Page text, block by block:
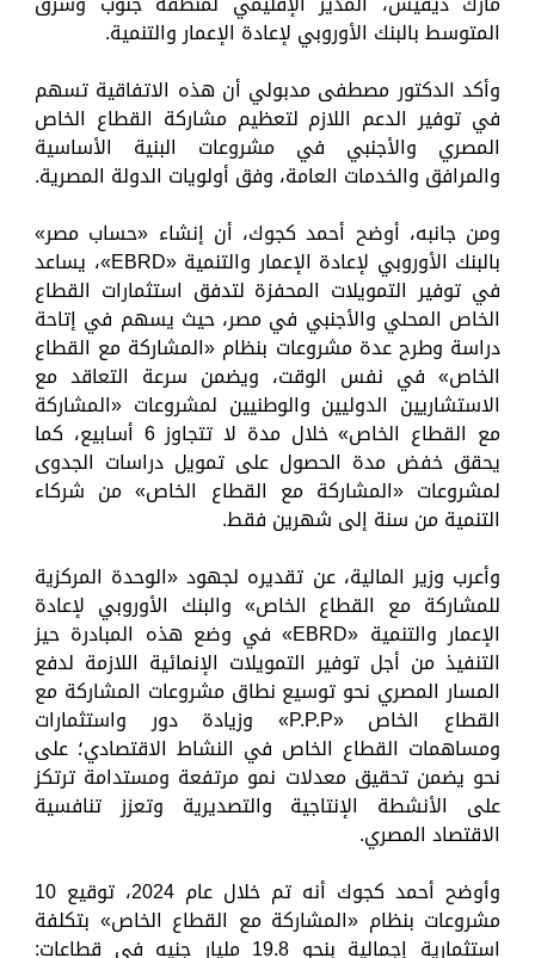
المتوسط بالبنك الأوروبي لإعادة الإعمار والتنمية.
وأكد الدكتور مصطفى مدبولي أن هذه الاتفاقية تسهم
في توفير الدعم اللازم لتعظيم مشاركة القطاع الخاص
المصري والأجنبي في مشروعات البنية الأساسية
والمرافق والخدمات العامة، وفق أولويات الدولة المصرية.
ومن جانبه، أوضح أحمد كجوك، أن إنشاء «حساب مصر»
بالبنك الأوروبي لإعادة الإعمار والتنمية «EBRD»، يساعد
في توفير التمويلات المحفزة لتدفق استثمارات القطاع
الخاص المحلي والأجنبي في مصر، حيث يسهم في إتاحة
دراسة وطرح عدة مشروعات بنظام «المشاركة مع القطاع
الخاص» في نفس الوقت، ويضمن سرعة التعاقد مع
الاستشاريين الدوليين والوطنيين لمشروعات «المشاركة
مع القطاع الخاص» خلال مدة لا تتجاوز 6 أسابيع، كما
يحقق خفض مدة الحصول على تمويل دراسات الجدوى
لمشروعات «المشاركة مع القطاع الخاص» من شركاء
التنمية من سنة إلى شهرين فقط.
وأعرب وزير المالية، عن تقديره لجهود «الوحدة المركزية
للمشاركة مع القطاع الخاص» والبنك الأوروبي لإعادة
الإعمار والتنمية «EBRD» في وضع هذه المبادرة حيز
التنفيذ من أجل توفير التمويلات الإنمائية اللازمة لدفع
المسار المصري نحو توسيع نطاق مشروعات المشاركة مع
القطاع الخاص «P.P.P» وزيادة دور واستثمارات
ومساهمات القطاع الخاص في النشاط الاقتصادي؛ على
نحو يضمن تحقيق معدلات نمو مرتفعة ومستدامة ترتكز
على الأنشطة الإنتاجية والتصديرية وتعزز تنافسية
الاقتصاد المصري.
وأوضح أحمد كجوك أنه تم خلال عام 2024، توقيع 10
مشروعات بنظام «المشاركة مع القطاع الخاص» بتكلفة
استثمارية إجمالية بنحو 19.8 مليار جنيه في قطاعات: